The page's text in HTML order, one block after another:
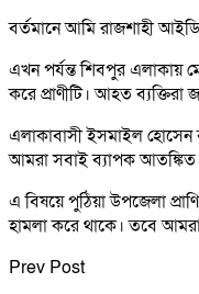
বর্তমানে আমি রাজশাহী
এখন পর্যন্ত শিবপুর এলাকায়
করে প্রাণীটি। আহত
এলাকাবাসী ইসমাইল হোসেন
আমরা সবাই ব্যাপক
এ বিষয়ে পুঠিয়া উপজেলা
হামলা করে থাকে। তবে
Prev Post